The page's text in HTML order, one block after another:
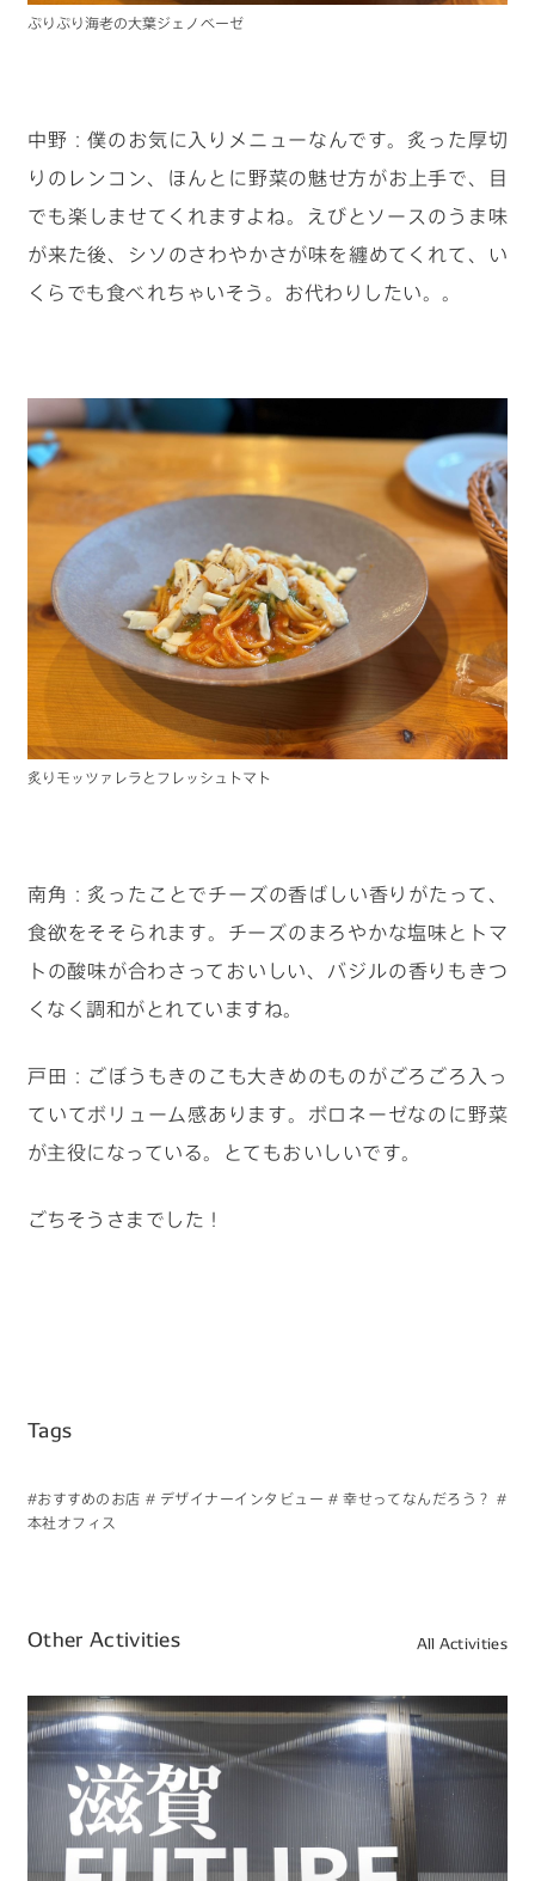
ぷりぷり海老の大葉ジェノベーゼ
中野：僕のお気に入りメニューなんです。炙った厚切
りのレンコン、ほんとに野菜の魅せ方がお上手で、目
でも楽しませてくれますよね。えびとソースのうま味
が来た後、シソのさわやかさが味を纏めてくれて、い
くらでも食べれちゃいそう。お代わりしたい。。
炙りモッツァレラとフレッシュトマト
南角：炙ったことでチーズの香ばしい香りがたって、
食欲をそそられます。チーズのまろやかな塩味とトマ
トの酸味が合わさっておいしい、バジルの香りもきつ
くなく調和がとれていますね。
戸田：ごぼうもきのこも大きめのものがごろごろ入っ
ていてボリューム感あります。ボロネーゼなのに野菜
が主役になっている。とてもおいしいです。
ごちそうさまでした！
Tags
#おすすめのお店 # デザイナーインタビュー # 幸せってなんだろう？ #
本社オフィス
Other Activities All Activities